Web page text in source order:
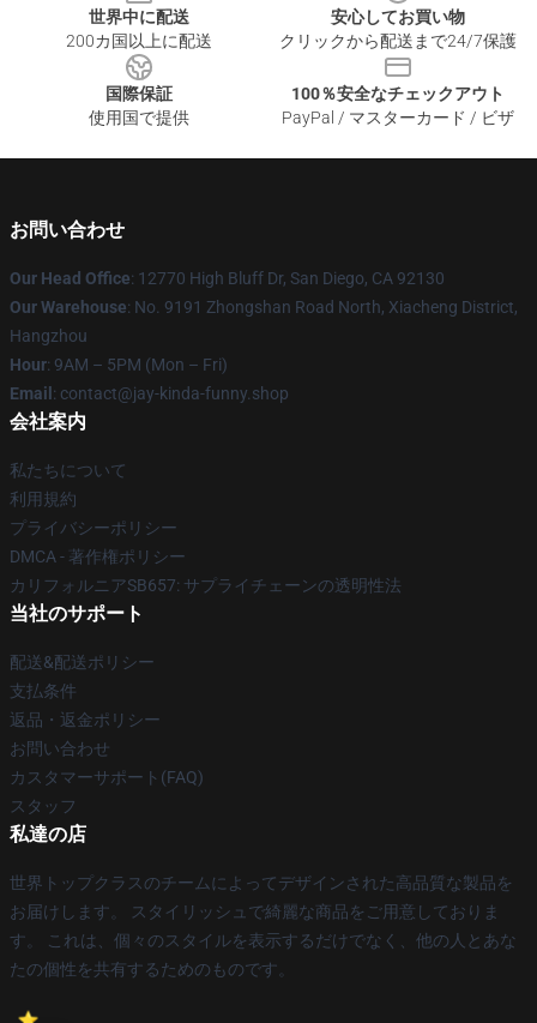
世界中に配送
200カ国以上に配送
安心してお買い物
クリックから配送まで24/7保護
国際保証
使用国で提供
100％安全なチェックアウト
PayPal / マスターカード / ビザ
お問い合わせ
Our Head Office: 12770 High Bluff Dr, San Diego, CA 92130
Our Warehouse: No. 9191 Zhongshan Road North, Xiacheng District,
Hangzhou
Hour: 9AM – 5PM (Mon – Fri)
Email : contact@jay-kinda-funny.shop
会社案内
私たちについて
利用規約
プライバシーポリシー
DMCA - 著作権ポリシー
カリフォルニアSB657: サプライチェーンの透明性法
当社のサポート
配送&配送ポリシー
支払条件
返品・返金ポリシー
お問い合わせ
カスタマーサポート(FAQ)
スタッフ
私達の店
世界トップクラスのチームによってデザインされた高品質な製品を
お届けします。 スタイリッシュで綺麗な商品をご用意しておりま
す。 これは、個々のスタイルを表示するだけでなく、他の人とあな
たの個性を共有するためのものです。